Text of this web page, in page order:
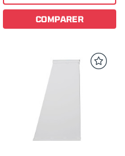
COMPARER